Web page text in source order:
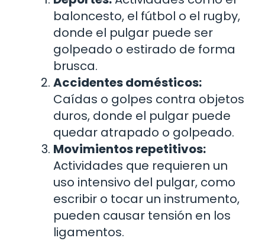
baloncesto, el fútbol o el rugby,
donde el pulgar puede ser
golpeado o estirado de forma
brusca.
Accidentes domésticos:
Caídas o golpes contra objetos
duros, donde el pulgar puede
quedar atrapado o golpeado.
Movimientos repetitivos:
Actividades que requieren un
uso intensivo del pulgar, como
escribir o tocar un instrumento,
pueden causar tensión en los
ligamentos.